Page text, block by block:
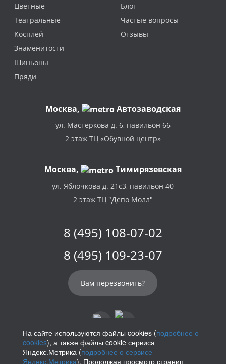
Цветные
Театральные
Косплей
Знаменитости
Шиньоны
Пряди
Блог
Частые вопросы
Отзывы
Москва, Автозаводская
ул. Мастеркова д. 6, павильон 66
2 этаж ТЦ «Обувной центр»
Москва, Тимирязевская
ул. Яблочкова д. 21с3, павильон 40
2 этаж ТЦ "Депо Молл"
8 (495) 108-07-02
8 (495) 109-23-07
Вам перезвонить?
info@parikof.ru
На сайте используются файлы cookies (подробнее о
cookies), а также файлы cookie сервиса
Яндекс.Метрика (подробнее о сервисе
Яндекс.Метрика). Продолжая просмотр страниц